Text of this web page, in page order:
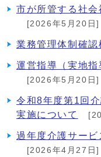
市が所管する社
[2026年5月20日]
業務管理体制確認
運営指導（実地
[2026年5月20日]
令和8年度第1回
実施について
過年度介護サー
[2026年4月27日]